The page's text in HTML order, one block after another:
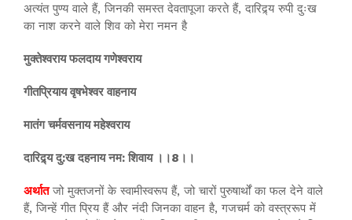
अत्यंत पुण्य वाले हैं, जिनकी समस्त देवतापूजा करते हैं, दारिद्र्य रुपी दुःख
का नाश करने वाले शिव को मेरा नमन है
मुक्तेश्वराय फलदाय गणेश्वराय
गीतप्रियाय वृषभेश्वर वाहनाय
मातंग चर्मवसनाय महेश्वराय
दारिद्र्य दु:ख दहनाय नम: शिवाय ।।8।।
अर्थातजो मुक्तजनों के स्वामीस्वरूप हैं, जो चारों पुरुषार्थों का फल देने वाले
हैं, जिन्हें गीत प्रिय हैं और नंदी जिनका वाहन है, गजचर्म को वस्त्ररूप में